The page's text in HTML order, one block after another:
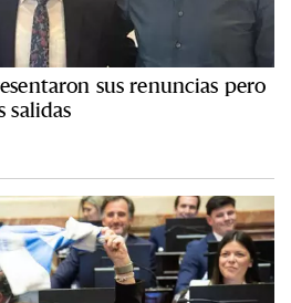
sus renuncias pero
salidas